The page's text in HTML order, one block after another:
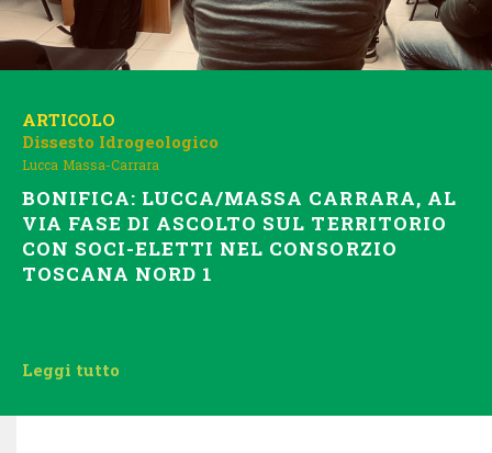
ARTICOLO
Dissesto Idrogeologico
Lucca Massa-Carrara
BONIFICA: LUCCA/MASSA CARRARA, AL
VIA FASE DI ASCOLTO SUL TERRITORIO
CON SOCI-ELETTI NEL CONSORZIO
TOSCANA NORD 1
Leggi tutto